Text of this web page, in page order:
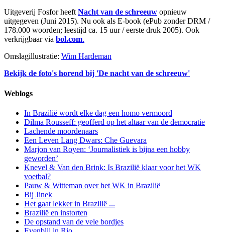
Uitgeverij Fosfor heeft Nacht van de schreeuw opnieuw
uitgegeven (Juni 2015). Nu ook als E-book (ePub zonder DRM /
178.000 woorden; leestijd ca. 15 uur / eerste druk 2005). Ook
verkrijgbaar via bol.com.
Omslagillustratie: Wim Hardeman
Bekijk de foto's horend bij 'De nacht van de schreeuw'
Weblogs
In Brazilië wordt elke dag een homo vermoord
Dilma Rousseff: geofferd op het altaar van de democratie
Lachende moordenaars
Een Leven Lang Dwars: Che Guevara
Marjon van Royen: ‘Journalistiek is bijna een hobby
geworden’
Knevel & Van den Brink: Is Brazilië klaar voor het WK
voetbal?
Pauw & Witteman over het WK in Brazilië
Bij Jinek
Het gaat lekker in Brazilië ...
Brazilië en instorten
De opstand van de vele bordjes